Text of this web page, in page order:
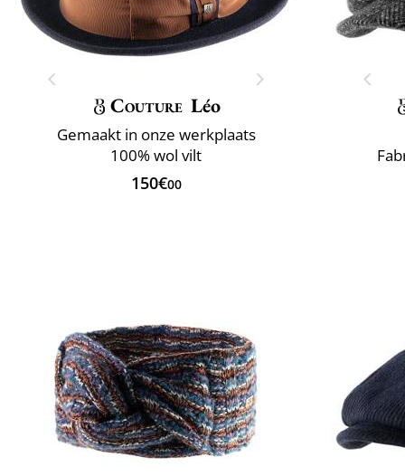
Couture Léo
Gemaakt in onze werkplaats
100% wol vilt
150€00